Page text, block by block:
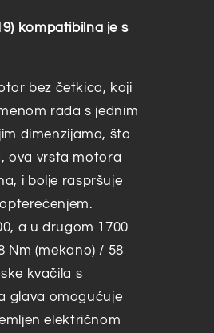
kompatibilna je s
bez četkica, koji
rada s jednim
dimenzijama, što
ova vrsta motora
i bolje raspršuje
a u drugom 1700
Nm (mekano) / 58
kvačila s
glava omogućuje
električnom